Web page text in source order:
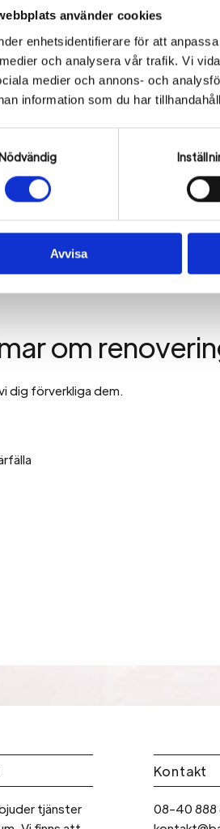
använder cookies
enhetsidentifierare för att
och analysera vår trafik. Vi
medier och annons- och
information som du har
Avvisa
om
dig förverkliga dem.
tjänster
Kontakt
08-40 888